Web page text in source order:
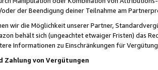
der Beendigung deiner Teilnahme am
wir die Möglichkeit unserer Partner,
behält sich (ungeachtet etwaiger Fristen) das
Informationen zu Einschränkungen für
Zahlung von Vergütungen